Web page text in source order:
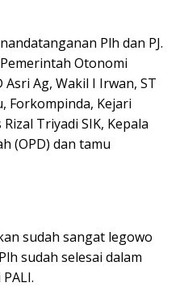
Plh dan PJ.
Otonomi
Asri Ag, Wakil I Irwan, ST
Forkompinda, Kejari
Triyadi SIK, Kepala
(OPD) dan tamu
sudah sangat legowo
sudah selesai dalam